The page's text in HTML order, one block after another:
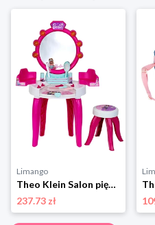
Limango
Theo Klein Salon piękności Barbie z akcesoriami - 3+ rozmiar: onesize
237.73 zł